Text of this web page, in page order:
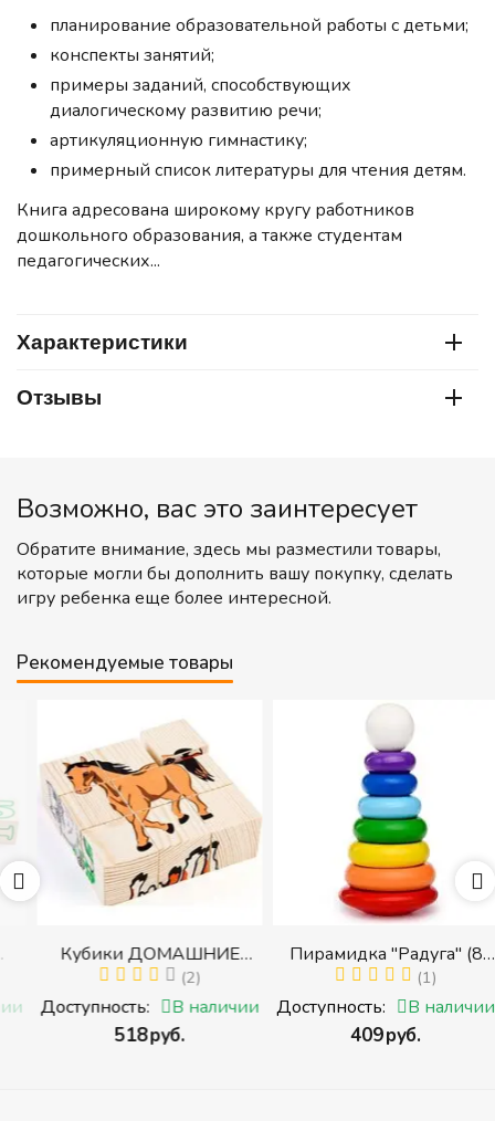
планирование образовательной работы с детьми;
конспекты занятий;
примеры заданий, способствующих
диалогическому развитию речи;
артикуляционную гимнастику;
примерный список литературы для чтения детям.
Книга адресована широкому кругу работников
дошкольного образования, а также студентам
педагогических...
Характеристики
Отзывы
Возможно, вас это заинтересует
Обратите внимание, здесь мы разместили товары,
которые могли бы дополнить вашу покупку, сделать
игру ребенка еще более интересной.
Рекомендуемые товары
Кубики ДОМАШНИЕ
ЖИВОТНЫЕ (Томик)
(Набор кубиков
разрезных (складных))
(2)
Доступность: В наличии
‍518‍руб.
Пирамидка "Радуга" (8
деталей) (Пирамидка
среднего размера)
(1)
Доступность: В наличии
‍409‍руб.